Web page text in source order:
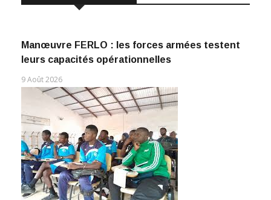
Manœuvre FERLO : les forces armées testent
leurs capacités opérationnelles
9 Août 2026